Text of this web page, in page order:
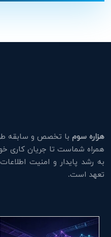
هزاره سوم با تخصص و سابقه
همراه شماست تا جریان کاری
به رشد پایدار و امنیت
تعهد است.